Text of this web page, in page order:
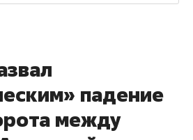
падение
между